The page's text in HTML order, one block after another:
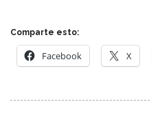
Comparte esto:
Facebook X